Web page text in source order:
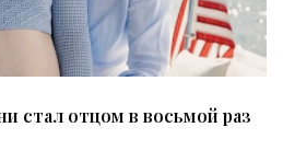
стал отцом в восьмой раз